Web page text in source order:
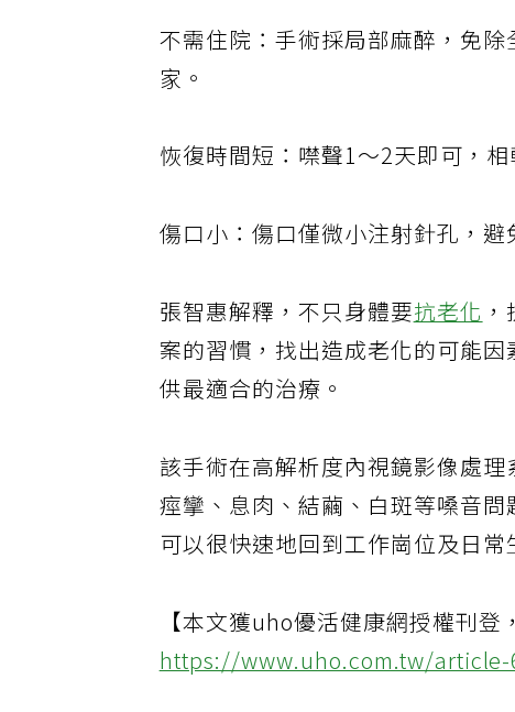
不需住院：手術採局部麻醉，免
家。
恢復時間短：噤聲1～2天即可，
傷口小：傷口僅微小注射針孔，避
張智惠解釋，不只身體要抗老化
案的習慣，找出造成老化的可能
供最適合的治療。
該手術在高解析度內視鏡影像處
痙攣、息肉、結繭、白斑等嗓音
可以很快速地回到工作崗位及日常
【本文獲uho優活健康網授權刊登
https://www.uho.com.tw/